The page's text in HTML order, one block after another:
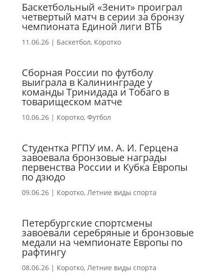
Баскетбольный «Зенит» проиграл
четвертый матч в серии за бронзу
чемпионата Единой лиги ВТБ
11.06.26| Баскетбол, Коротко
Сборная России по футболу
выиграла в Калининграде у
команды Тринидада и Тобаго в
товарищеском матче
10.06.26| Коротко, Футбол
Студентка РГПУ им. А. И. Герцена
завоевала бронзовые награды
первенства России и Кубка Европы
по дзюдо
09.06.26| Коротко, Летние виды спорта
Петербургские спортсмены
завоевали серебряные и бронзовые
медали на чемпионате Европы по
рафтингу
08.06.26| Коротко, Летние виды спорта